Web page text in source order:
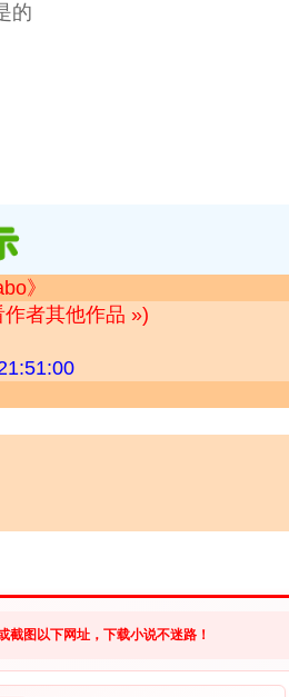
的
》
作者其他作品 »)
截图以下网址，下载小说不迷路！